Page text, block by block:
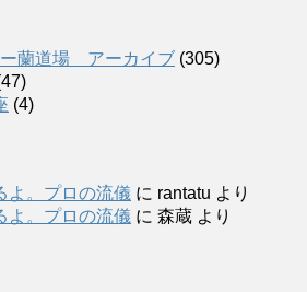
ー蘭道場 アーカイブ (305)
(4)
よ。プロの流儀 に rantatu より
よ。プロの流儀 に 森蔵 より